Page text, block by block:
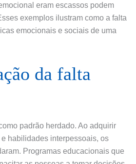
eram escassos podem
exemplos ilustram como a falta
emocionais e sociais de uma
da falta
padrão herdado. Ao adquirir
habilidades interpessoais, os
Programas educacionais que